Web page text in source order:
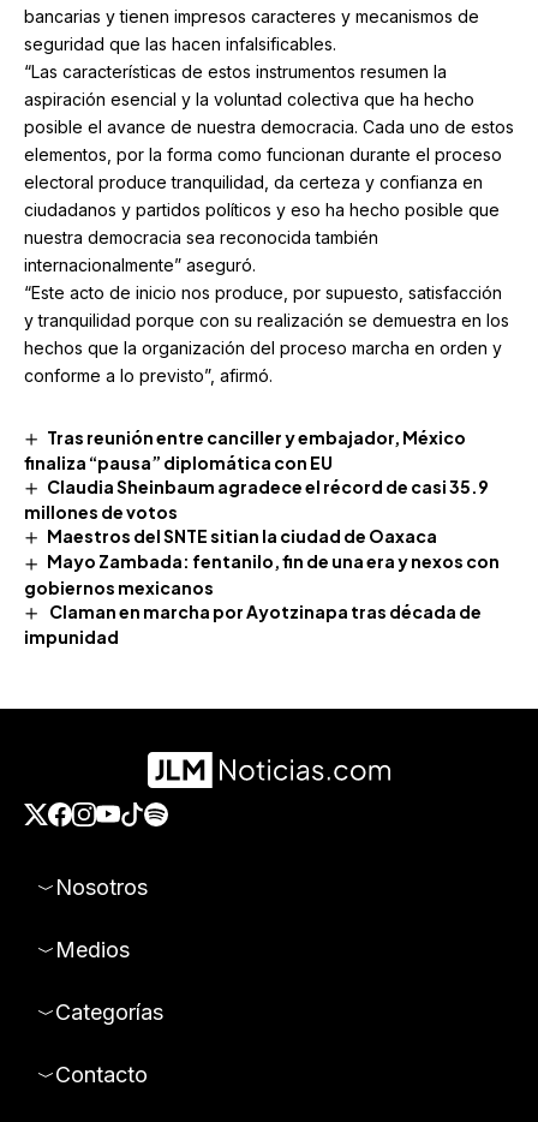
bancarias y tienen impresos caracteres y mecanismos de
seguridad que las hacen infalsificables.
“Las características de estos instrumentos resumen la
aspiración esencial y la voluntad colectiva que ha hecho
posible el avance de nuestra democracia. Cada uno de estos
elementos, por la forma como funcionan durante el proceso
electoral produce tranquilidad, da certeza y confianza en
ciudadanos y partidos políticos y eso ha hecho posible que
nuestra democracia sea reconocida también
internacionalmente” aseguró.
“Este acto de inicio nos produce, por supuesto, satisfacción
y tranquilidad porque con su realización se demuestra en los
hechos que la organización del proceso marcha en orden y
conforme a lo previsto”, afirmó.
Tras reunión entre canciller y embajador, México
finaliza “pausa” diplomática con EU
Claudia Sheinbaum agradece el récord de casi 35.9
millones de votos
Maestros del SNTE sitian la ciudad de Oaxaca
Mayo Zambada: fentanilo, fin de una era y nexos con
gobiernos mexicanos
Claman en marcha por Ayotzinapa tras década de
impunidad
Nosotros
Medios
Categorías
Contacto